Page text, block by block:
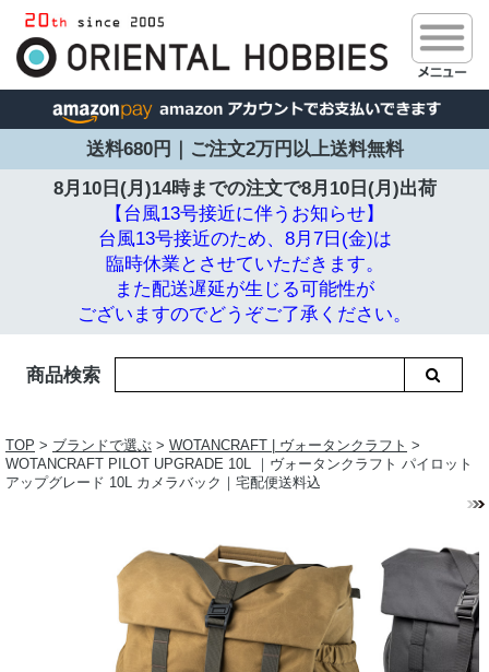
送料680円｜ご注文2万円以上送料無料
8月10日(月)14時までの注文で8月10日(月)出荷
【台風13号接近に伴うお知らせ】
台風13号接近のため、8月7日(金)は
臨時休業とさせていただきます。
また配送遅延が生じる可能性が
ございますのでどうぞご了承ください。
商品検索
TOP > ブランドで選ぶ > WOTANCRAFT | ヴォータンクラフト >
WOTANCRAFT PILOT UPGRADE 10L ｜ヴォータンクラフト パイロット
アップグレード 10L カメラバック｜宅配便送料込